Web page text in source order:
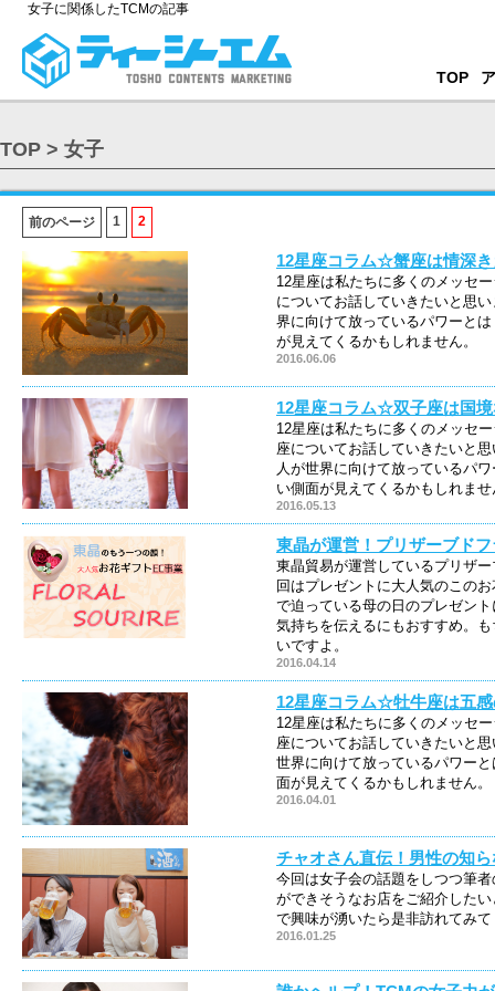
女子に関係したTCMの記事
TOP
TOP > 女子
前のページ 1 2
12星座コラム☆蟹座は情深
12星座は私たちに多くのメッセ
についてお話していきたいと思
界に向けて放っているパワーと
が見えてくるかもしれません。
2016.06.06
12星座コラム☆双子座は国
12星座は私たちに多くのメッセ
座についてお話していきたいと
人が世界に向けて放っているパ
い側面が見えてくるかもしれませ
2016.05.13
東晶が運営！プリザーブド
東晶貿易が運営しているプリザ
回はプレゼントに大人気のこの
で迫っている母の日のプレゼン
気持ちを伝えるにもおすすめ。
いですよ。
2016.04.14
12星座コラム☆牡牛座は五
12星座は私たちに多くのメッセ
座についてお話していきたいと
世界に向けて放っているパワー
面が見えてくるかもしれません。
2016.04.01
チャオさん直伝！男性の知
今回は女子会の話題をしつつ筆
ができそうなお店をご紹介した
で興味が湧いたら是非訪れてみ
2016.01.25